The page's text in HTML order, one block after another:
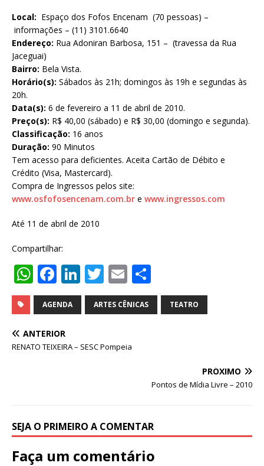
Local: Espaço dos Fofos Encenam (70 pessoas) –
informações – (11) 3101.6640
Endereço: Rua Adoniran Barbosa, 151 – (travessa da Rua
Jaceguai)
Bairro: Bela Vista.
Horário(s): Sábados às 21h; domingos às 19h e segundas às
20h.
Data(s): 6 de fevereiro a 11 de abril de 2010.
Preço(s): R$ 40,00 (sábado) e R$ 30,00 (domingo e segunda).
Classificação: 16 anos
Duração: 90 Minutos
Tem acesso para deficientes. Aceita Cartão de Débito e
Crédito (Visa, Mastercard).
Compra de Ingressos pelos site:
www.osfofosencenam.com.br e www.ingressos.com
Até 11 de abril de 2010
Compartilhar:
W
h
at
s
A
F
a
c
e
b
Li
n
k
dI
T
w
it
r
E
m
ai
h
ar
AGENDA ARTES CÊNICAS TEATRO
ANTERIOR
RENATO TEIXEIRA – SESC Pompeia
PRÓXIMO
Pontos de Mídia Livre – 2010
SEJA O PRIMEIRO A COMENTAR
Faça um comentário